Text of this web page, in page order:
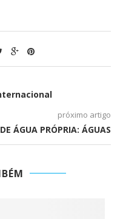
próximo artigo
ÁGUA PRÓPRIA: ÁGUAS